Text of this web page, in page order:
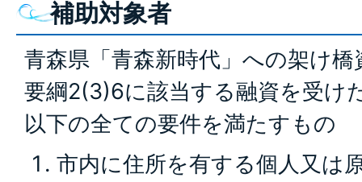
補助対象者
青森県「青森新時代」への架け
要綱2(3)6に該当する融資を受け
以下の全ての要件を満たすもの
市内に住所を有する個人又は